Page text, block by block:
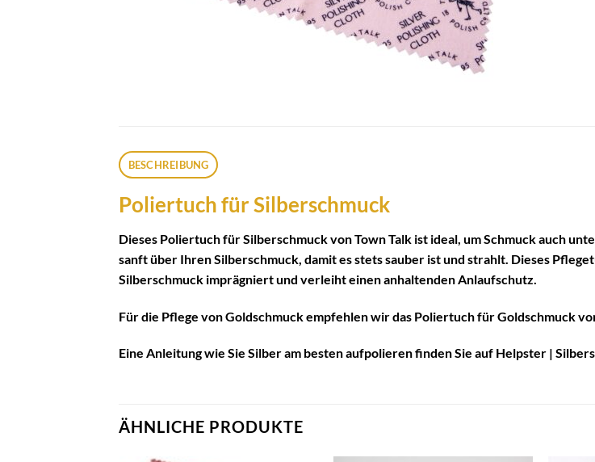
BESCHREIBUNG
Poliertuch für Silberschmuck
Dieses Poliertuch für Silberschmuck von Town Talk ist ideal, um Schmuck auch
sanft über Ihren Silberschmuck, damit es stets sauber ist und strahlt. Dieses
Silberschmuck imprägniert und verleiht einen anhaltenden Anlaufschutz.
Für die Pflege von Goldschmuck empfehlen wir das Poliertuch für Goldschmuck
Eine Anleitung wie Sie Silber am besten aufpolieren finden Sie auf Helpster |
ÄHNLICHE PRODUKTE